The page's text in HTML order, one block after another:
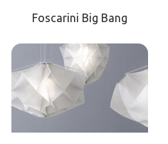
Foscarini Big Bang